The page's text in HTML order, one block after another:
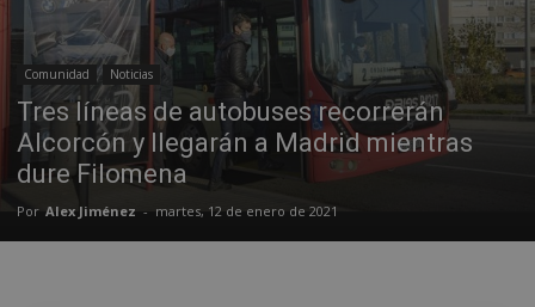
Comunidad Noticias
Tres líneas de autobuses recorrerán
Alcorcón y llegarán a Madrid mientras
dure Filomena
Por Alex Jiménez - martes, 12 de enero de 2021